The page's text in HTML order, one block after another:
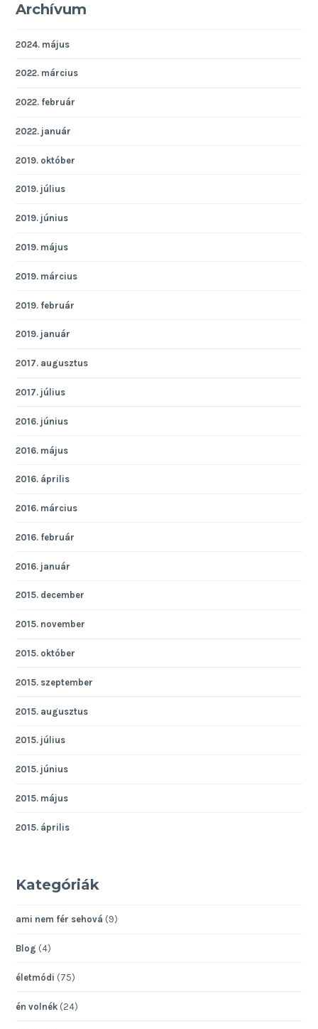
Archívum
2024. május
2022. március
2022. február
2022. január
2019. október
2019. július
2019. június
2019. május
2019. március
2019. február
2019. január
2017. augusztus
2017. július
2016. június
2016. május
2016. április
2016. március
2016. február
2016. január
2015. december
2015. november
2015. október
2015. szeptember
2015. augusztus
2015. július
2015. június
2015. május
2015. április
Kategóriák
ami nem fér sehová (9)
Blog (4)
életmódi (75)
én volnék (24)